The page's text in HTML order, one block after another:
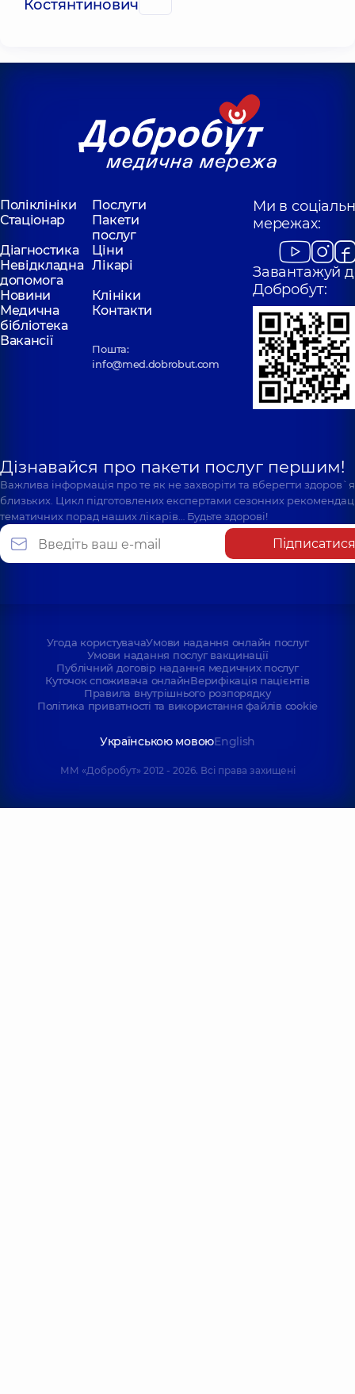
Костянтинович
Поліклініки
Послуги
Стаціонар
Пакети
послуг
Діагностика
Ціни
Невідкладна
допомога
Лікарі
Новини
Клініки
Медична
бібліотека
Контакти
Вакансії
Пошта:
info@med.dobrobut.com
Ми в
мережах:
Завантажуй
Добробут:
Дізнавайся про пакети послуг першим!
Важлива інформація про те як не захворіти та вберегти
близьких. Цикл підготовлених експертами сезонних
тематичних порад наших лікарів… Будьте здорові!
Підписатися
Угода користувачаУмови надання онлайн послуг
Умови надання послуг вакцинації
Публічний договір надання медичних послуг
Куточок споживача онлайнВерифікація пацієнтів
Правила внутрішнього розпорядку
Політика приватності та використання файлів cookie
Українською мовоюEnglish
ММ «Добробут» 2012 - 2026. Всі права захищені